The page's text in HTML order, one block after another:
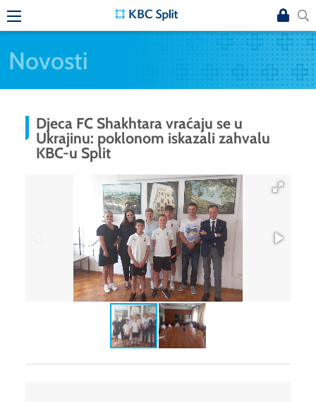
Novosti
Djeca FC Shakhtara vraćaju se u
Ukrajinu: poklonom iskazali zahvalu
KBC-u Split